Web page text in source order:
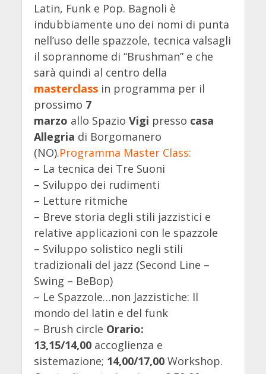
Latin, Funk e Pop. Bagnoli è
indubbiamente uno dei nomi di punta
nell’uso delle spazzole, tecnica valsagli
il soprannome di “Brushman” e che
sarà quindi al centro della
masterclassin programma per il
prossimo 7
marzo allo Spazio Vigi presso casa
Allegria di Borgomanero
(NO).Programma Master Class:
– La tecnica dei Tre Suoni
– Sviluppo dei rudimenti
– Letture ritmiche
– Breve storia degli stili jazzistici e
relative applicazioni con le spazzole
– Sviluppo solistico negli stili
tradizionali del jazz (Second Line –
Swing – BeBop)
– Le Spazzole…non Jazzistiche: Il
mondo del latin e del funk
– Brush circle Orario:
13,15/14,00 accoglienza e
sistemazione; 14,00/17,00 Workshop.